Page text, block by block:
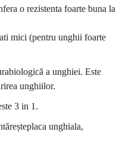
o rezistenta foarte buna la
mici (pentru unghii foarte
a unghiei. Este
unghiilor.
3 in 1.
unghiala,